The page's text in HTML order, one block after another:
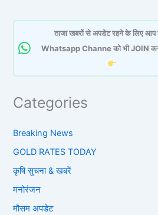
ताजा खबरों से अपडेट रहने के लिए आप
Whatsapp Channe को भी JOIN
Categories
Breaking News
GOLD RATES TODAY
कृषि सुचना & खबरें
मनोरंजन
मौसम अपडेट